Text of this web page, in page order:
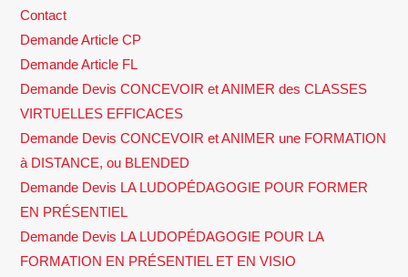
Contact
Demande Article CP
Demande Article FL
Demande Devis CONCEVOIR et ANIMER des CLASSES
VIRTUELLES EFFICACES
Demande Devis CONCEVOIR et ANIMER une FORMATION
à DISTANCE, ou BLENDED
Demande Devis LA LUDOPÉDAGOGIE POUR FORMER
EN PRÉSENTIEL
Demande Devis LA LUDOPÉDAGOGIE POUR LA
FORMATION EN PRÉSENTIEL ET EN VISIO